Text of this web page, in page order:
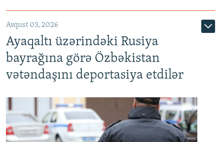
Avqust 03, 2026
Ayaqaltı üzərindəki Rusiya
bayrağına görə Özbəkistan
vətəndaşını deportasiya etdilər